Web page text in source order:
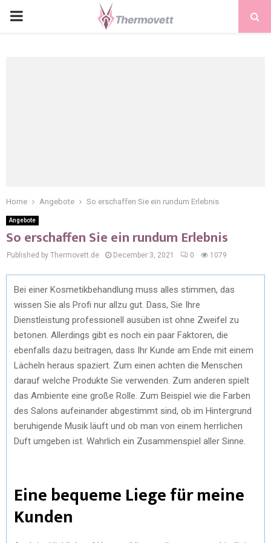
PRIMARY
Home Angebote So erschaffen Sie ein rundum Erlebnis
Angebote
So erschaffen Sie ein rundum Erlebnis
Published by Thermovett.de December 3, 2021 0 1079
Bei einer Kosmetikbehandlung muss alles stimmen, das
wissen Sie als Profi nur allzu gut. Dass, Sie Ihre
Dienstleistung professionell ausüben ist ohne Zweifel zu
betonen. Allerdings gibt es noch ein paar Faktoren, die
ebenfalls dazu beitragen, dass Ihr Kunde am Ende mit einem
Lächeln heraus spaziert. Zum einen achten die Menschen
darauf welche Produkte Sie verwenden. Zum anderen spielt
das Ambiente eine große Rolle. Zum Beispiel wie die Farben
des Salons aufeinander abgestimmt sind, ob im Hintergrund
beruhigende Musik läuft und ob man von einem herrlichen
Duft umgeben ist. Wahrlich ein Zusammenspiel aller Sinne.
Eine bequeme Liege für meine
Kunden